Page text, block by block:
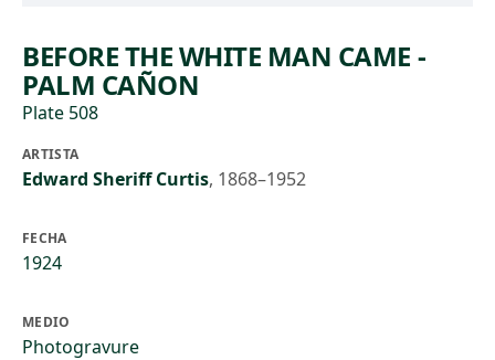
BEFORE THE WHITE MAN CAME -
PALM CAÑON
Plate 508
ARTISTA
Edward Sheriff Curtis, 1868–1952
FECHA
1924
MEDIO
Photogravure